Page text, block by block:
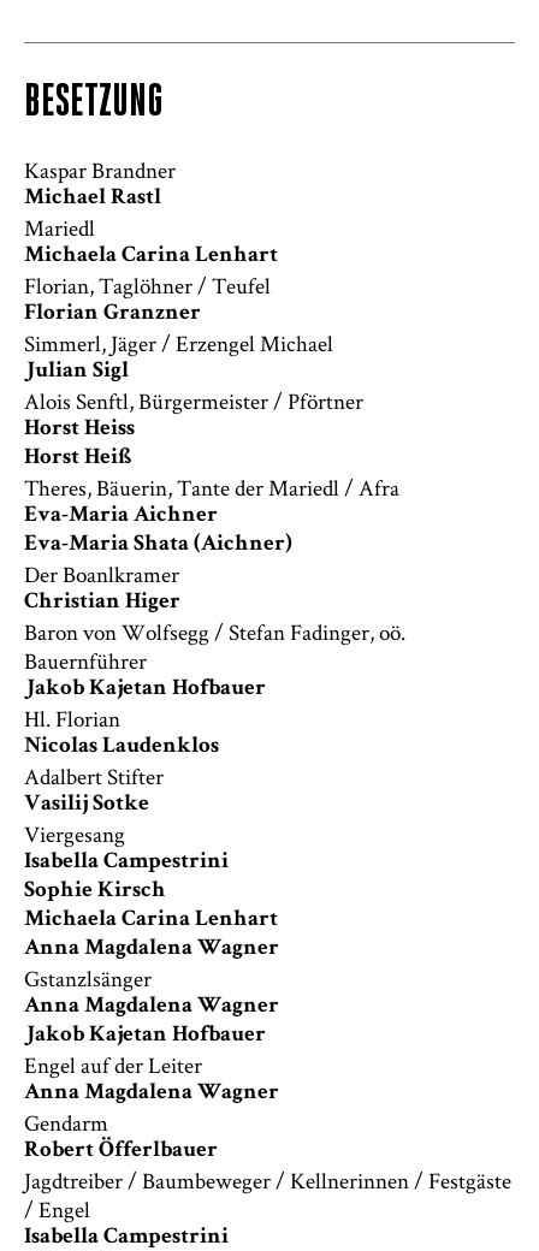
BESETZUNG
Kaspar Brandner
Michael Rastl
Mariedl
Michaela Carina Lenhart
Florian, Taglöhner / Teufel
Florian Granzner
Simmerl, Jäger / Erzengel Michael
Julian Sigl
Alois Senftl, Bürgermeister / Pförtner
Horst Heiss
Horst Heiß
Theres, Bäuerin, Tante der Mariedl / Afra
Eva-Maria Aichner
Eva-Maria Shata (Aichner)
Der Boanlkramer
Christian Higer
Baron von Wolfsegg / Stefan Fadinger, oö.
Bauernführer
Jakob Kajetan Hofbauer
Hl. Florian
Nicolas Laudenklos
Adalbert Stifter
Vasilij Sotke
Viergesang
Isabella Campestrini
Sophie Kirsch
Michaela Carina Lenhart
Anna Magdalena Wagner
Gstanzlsänger
Anna Magdalena Wagner
Jakob Kajetan Hofbauer
Engel auf der Leiter
Anna Magdalena Wagner
Gendarm
Robert Öfferlbauer
Jagdtreiber / Baumbeweger / Kellnerinnen / Festgäste
/ Engel
Isabella Campestrini